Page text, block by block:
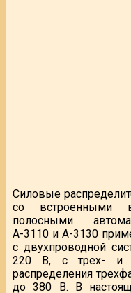
Силовые
со встроенными
полосными
А-3110 и А-3130
с двухпроводной
220 В, с трех- и
распределения
до 380 В. В